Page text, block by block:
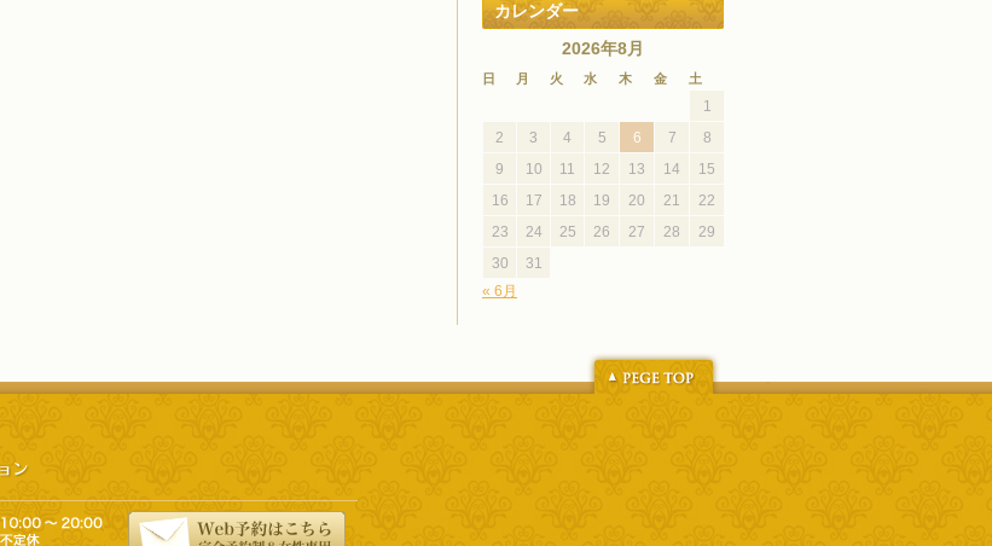
カレンダー
2026年8月
日 月 火 水 木 金 土
« 6月
1
2
3 4 5 6 7
8
9
10 11 12 13 14
15
16
17 18 19 20 21
22
23
24 25 26 27 28
29
30
31